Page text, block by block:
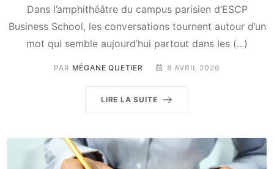
Dans l’amphithéâtre du campus parisien d’ESCP
Business School, les conversations tournent autour d’un
mot qui semble aujourd’hui partout dans les (...)
PAR MÉGANE QUETIER 8 AVRIL 2026
LIRE LA SUITE